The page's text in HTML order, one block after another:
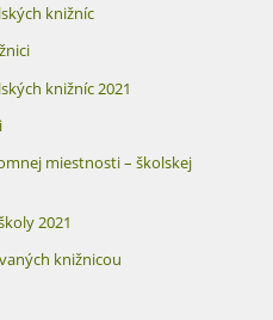
knižníc
knižníc 2021
miestnosti – školskej
2021
knižnicou